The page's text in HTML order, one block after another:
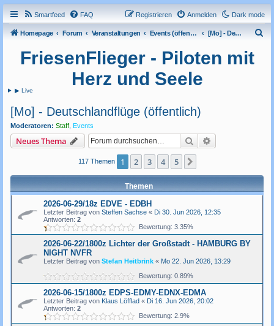
Dark mode
Smartfeed FAQ Anmelden
Registrieren
Homepage Forum Veranstaltungen Events (öffentlich) [Mo] - Deutschlandflüge (öffentlich)
FriesenFlieger - Piloten mit
Herz und Seele
▶ Live
[Mo] - Deutschlandflüge (öffentlich)
Moderatoren: Staff Events
Neues Thema Suche
117 Themen 1 2 3 4 5
Themen
2026-06-29/18z EDVE - EDBH
Letzter Beitrag von Steffen Sachse « Di 30. Jun 2026, 12:35
Antworten: 2
Bewertung: 3.35%
2026-06-22/1800z Lichter der Großstadt - HAMBURG BY
NIGHT NVFR
Letzter Beitrag von Stefan Heitbrink « Mo 22. Jun 2026, 13:29
Bewertung: 0.89%
2026-06-15/1800z EDPS-EDMY-EDNX-EDMA
Letzter Beitrag von Klaus Löfflad « Di 16. Jun 2026, 20:02
Antworten: 2
Bewertung: 2.9%